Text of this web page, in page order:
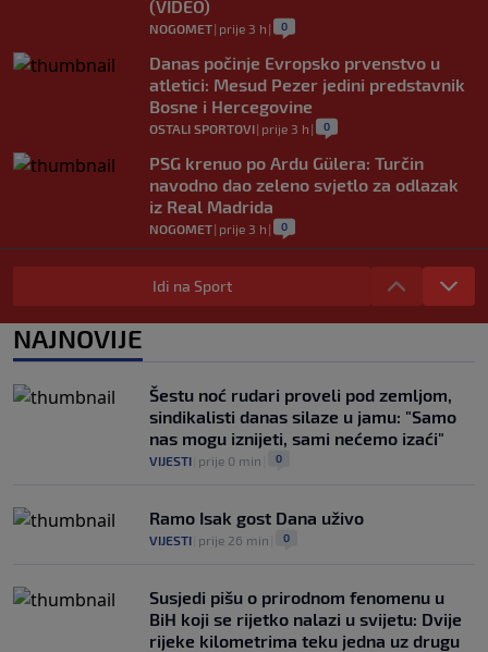
(VIDEO)
NOGOMET| prije 3 h | 0
Danas počinje Evropsko prvenstvo u
atletici: Mesud Pezer jedini predstavnik
Bosne i Hercegovine
OSTALI SPORTOVI| prije 3 h | 0
PSG krenuo po Ardu Gülera: Turčin
navodno dao zeleno svjetlo za odlazak
iz Real Madrida
NOGOMET| prije 3 h | 0
Riješena dugogodišnja misterija o Joseu
Mourinhu: Jedne noći me je nazvao i
NOGOMET|prije 3 h| 0
spremili oko 70 miliona eura za Brazilca
NOGOMET| prije 3 h| 0
Idi na Sport
NAJNOVIJE
Šestu noć rudari proveli pod zemljom,
sindikalisti danas silaze u jamu: "Samo
nas mogu iznijeti, sami nećemo izaći"
VIJESTI prije 0 min 0
Ramo Isak gost Dana uživo
VIJESTI prije 26 min 0
Susjedi pišu o prirodnom fenomenu u
BiH koji se rijetko nalazi u svijetu: Dvije
rijeke kilometrima teku jedna uz drugu